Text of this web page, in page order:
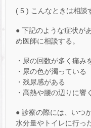
( 5 ) こんなときは相談
● 下記のような症状が
め医師に相談する。
・尿の回数が多く痛み
・尿の色が濁っている
・残尿感がある
・高熱や腰の辺りに響
● 診察の際には、いつ
水分量やトイレに行っ